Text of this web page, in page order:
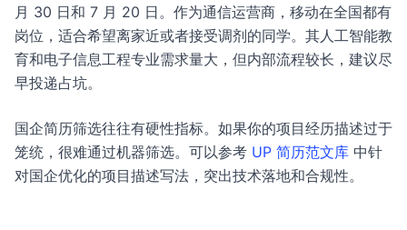
月 30 日和 7 月 20 日。作为通信运营商，移动在全国都有
岗位，适合希望离家近或者接受调剂的同学。其人工智能教
育和电子信息工程专业需求量大，但内部流程较长，建议尽
早投递占坑。
国企简历筛选往往有硬性指标。如果你的项目经历描述过于
笼统，很难通过机器筛选。可以参考 UP 简历范文库 中针
对国企优化的项目描述写法，突出技术落地和合规性。